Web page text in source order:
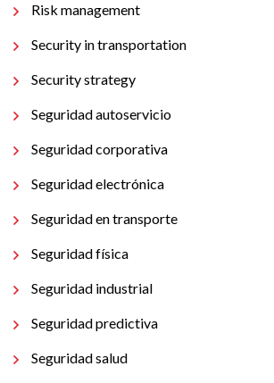
Risk management
Security in transportation
Security strategy
Seguridad autoservicio
Seguridad corporativa
Seguridad electrónica
Seguridad en transporte
Seguridad física
Seguridad industrial
Seguridad predictiva
Seguridad salud